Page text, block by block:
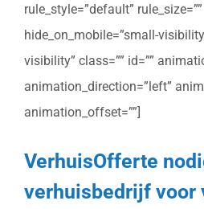
rule_style=”default”
hide_on_mobile=”small-
visibility” class=”” id=””
animation_direction=”left”
animation_offset=””]
VerhuisOfferte
verhuisbedrijf voor